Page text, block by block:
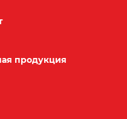
продукция